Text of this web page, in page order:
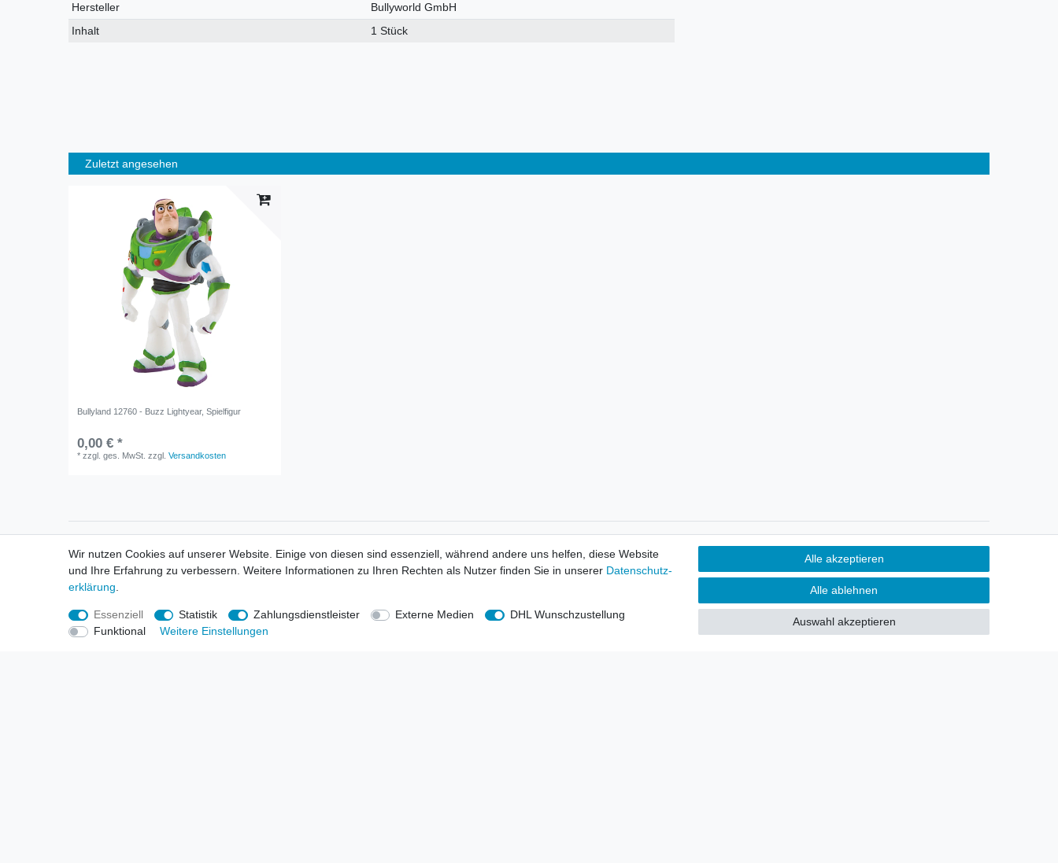
Hersteller
Bullyworld GmbH
Inhalt
1 Stück
Zuletzt angesehen
Bullyland 12760 - Buzz Lightyear, Spielfigur
0,00 € *
*zzgl. ges. MwSt. zzgl.Versandkosten
Informationen
Neukunden / New Accounts
Zahlung
Versandkosten
Entsorgungs- & Umweltbestimmungen
Größentabellen
Informationen
Händlerbund - rechtssicher verkaufen
Produkt-Kataloge
Über uns
Wir versenden mit
Sie möchten über neu eingetroffene
Lagerware oder Neuheiten
allgemein informiert werden?
Wir nutzen Cookies auf unserer Website. Einige von diesen sind essenziell, während andere uns helfen, diese Website
und Ihre Erfahrung zu verbessern. Weitere Informationen zu Ihren Rechten als Nutzer finden Sie in unserer Daten­schutz­
erklärung
Essenziell Statistik Zahlungsdienstleister Externe Medien
DHL Wunschzustellung
Funktional
Weitere Einstellungen
Alle akzeptieren
Alle ablehnen
Auswahl akzeptieren